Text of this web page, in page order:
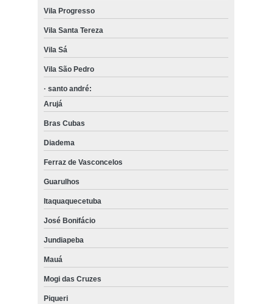
Vila Progresso
Vila Santa Tereza
Vila Sá
Vila São Pedro
· santo andré:
Arujá
Bras Cubas
Diadema
Ferraz de Vasconcelos
Guarulhos
Itaquaquecetuba
José Bonifácio
Jundiapeba
Mauá
Mogi das Cruzes
Piqueri